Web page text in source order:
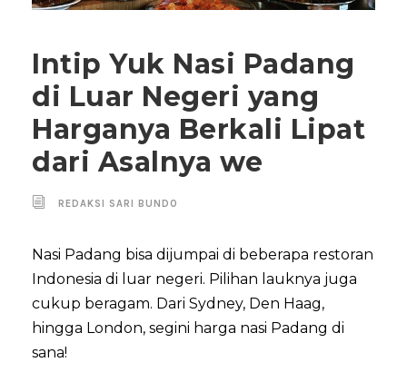
Intip Yuk Nasi Padang
di Luar Negeri yang
Harganya Berkali Lipat
dari Asalnya we
REDAKSI SARI BUNDO
Nasi Padang bisa dijumpai di beberapa restoran
Indonesia di luar negeri. Pilihan lauknya juga
cukup beragam. Dari Sydney, Den Haag,
hingga London, segini harga nasi Padang di
sana!